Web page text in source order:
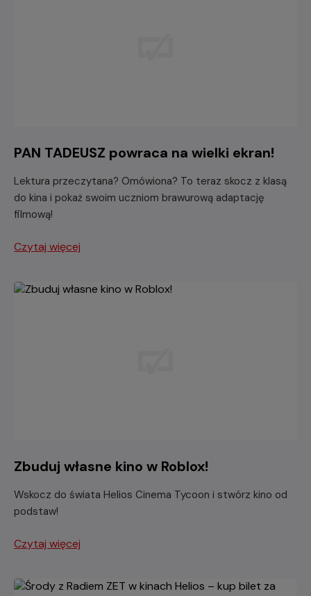
PAN TADEUSZ powraca na wielki ekran!
Lektura przeczytana? Omówiona? To teraz skocz z klasą
do kina i pokaż swoim uczniom brawurową adaptację
filmową!
Czytaj więcej
Zbuduj własne kino w Roblox!
Wskocz do świata Helios Cinema Tycoon i stwórz kino od
podstaw!
Czytaj więcej